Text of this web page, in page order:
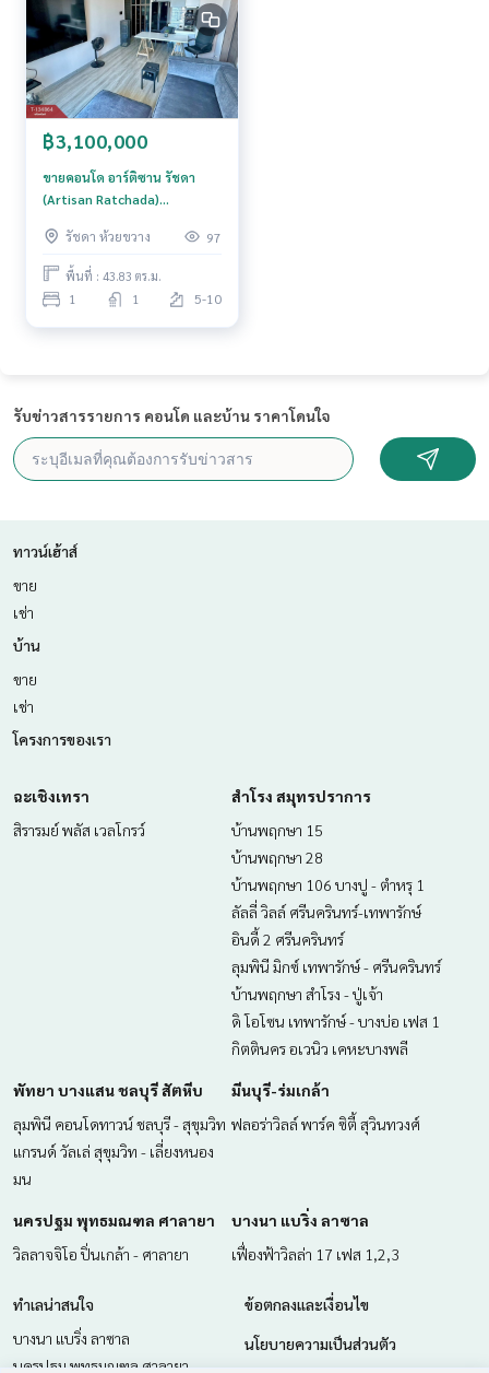
สระว่ายน้ำขนาดใหญ่
Co-working Space
สวนพักผ่อนสีเขียว
ร้านค้าในโครงการ (ร้านอาหาร / ร้านทำผม / คลินิก / 7-Eleven)
ใกล้ MRT ศูนย์วัฒนธรรมฯ / ห้วยขวาง / พระราม 9
ราคา : 7,400,000 บาท
ลิงค์แผนที่ :https://maps.google.com/?q=13.76912800,10
0.58279000
**เรามีบริการจัดสินเชื่อให้ฟรี พร้อมยินดีให้คำปรึกษา มีให้เลือกทุ
กธนาคาร**
สนใจสอบถามข้อมูลเพิ่มเติม หรือ นัดชมบ้านได้ที่
Tel :
0638458287
เปรม (รหัสตัวแทน 7148)
Line ID : Winddy1645
สนใจดูทรัพย์อื่นๆ เพิ่มเติม มากกว่า 3,000 รายการ
฿3,100,000
ขายคอนโด อาร์ติซาน รัชดา
(Artisan Ratchada)
รัชดา ห้วยขวาง
97
พื้นที่ : 43.83 ตร.ม.
1 1 5-10
รับข่าวสารรายการ คอนโด และบ้าน ราคาโดนใจ
ทาวน์เฮ้าส์
ขาย
เช่า
บ้าน
ขาย
เช่า
โครงการของเรา
ฉะเชิงเทรา
สิรารมย์ พลัส เวลโกรว์
สำโรง สมุทรปราการ
บ้านพฤกษา 15
บ้านพฤกษา 28
บ้านพฤกษา 106 บางปู - ตำหรุ 1
ลัลลี่ วิลล์ ศรีนครินทร์-เทพารักษ์
อินดี้ 2 ศรีนครินทร์
ลุมพินี มิกซ์ เทพารักษ์ - ศรีนครินทร์
บ้านพฤกษา สำโรง - ปู่เจ้า
ดิ โอโซน เทพารักษ์ - บางบ่อ เฟส 1
กิตตินคร อเวนิว เคหะบางพลี
พัทยา บางแสน ชลบุรี สัตหีบ
ลุมพินี คอนโดทาวน์ ชลบุรี - สุขุมวิท
แกรนด์ วัลเล่ สุขุมวิท - เลี่ยงหนอง
มน
มีนบุรี-ร่มเกล้า
ฟลอร่าวิลล์ พาร์ค ซิตี้ สุวินทวงศ์
นครปฐม พุทธมณฑล ศาลายา
วิลลาจจิโอ ปิ่นเกล้า - ศาลายา
บางนา แบริ่ง ลาซาล
เฟื่องฟ้าวิลล่า 17 เฟส 1,2,3
ทำเลน่าสนใจ
บางนา แบริ่ง ลาซาล
นครปฐม พุทธมณฑล ศาลายา
ข้อตกลงและเงื่อนไข
นโยบายความเป็นส่วนตัว